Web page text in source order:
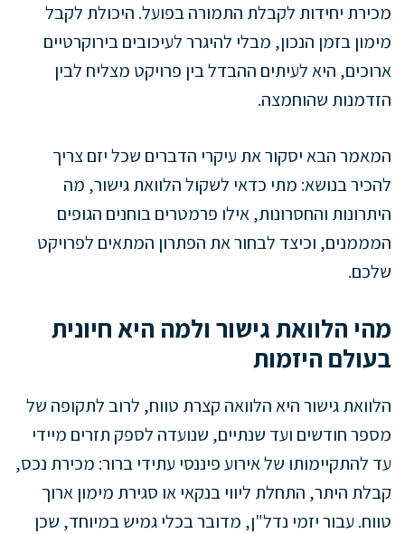
מכירת יחידות לקבלת התמורה בפועל. היכולת לקבל
מימון בזמן הנכון, מבלי להיגרר לעיכובים בירוקרטיים
ארוכים, היא לעיתים ההבדל בין פרויקט מצליח לבין
הזדמנות שהוחמצה.
המאמר הבא יסקור את עיקרי הדברים שכל יזם צריך
להכיר בנושא: מתי כדאי לשקול הלוואת גישור, מה
היתרונות והחסרונות, אילו פרמטרים בוחנים הגופים
המממנים, וכיצד לבחור את הפתרון המתאים לפרויקט
שלכם.
מהי הלוואת גישור ולמה היא חיונית
בעולם היזמות
הלוואת גישור היא הלוואה קצרת טווח, לרוב לתקופה של
מספר חודשים ועד שנתיים, שנועדה לספק תזרים מיידי
עד להתקיימותו של אירוע פיננסי עתידי ברור: מכירת נכס,
קבלת היתר, התחלת ליווי בנקאי או סגירת מימון ארוך
טווח. עבור יזמי נדל"ן, מדובר בכלי גמיש במיוחד, שכן